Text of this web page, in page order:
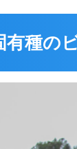
有種の